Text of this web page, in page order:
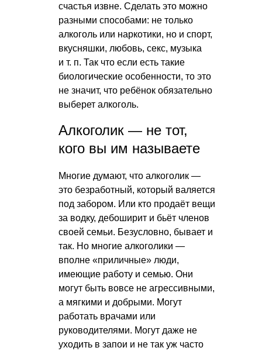
счастья извне. Сделать это можно
разными способами: не только
алкоголь или наркотики, но и спорт,
вкусняшки, любовь, секс, музыка
и т. п. Так что если есть такие
биологические особенности, то это
не значит, что ребёнок обязательно
выберет алкоголь.
Алкоголик — не тот,
кого вы им называете
Многие думают, что алкоголик —
это безработный, который валяется
под забором. Или кто продаёт вещи
за водку, дебоширит и бьёт членов
своей семьи. Безусловно, бывает и
так. Но многие алкоголики —
вполне «приличные» люди,
имеющие работу и семью. Они
могут быть вовсе не агрессивными,
а мягкими и добрыми. Могут
работать врачами или
руководителями. Могут даже не
уходить в запои и не так уж часто